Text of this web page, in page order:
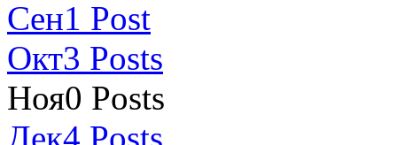
Сен1 Post
Окт3 Posts
Ноя0 Posts
Дек4 Posts